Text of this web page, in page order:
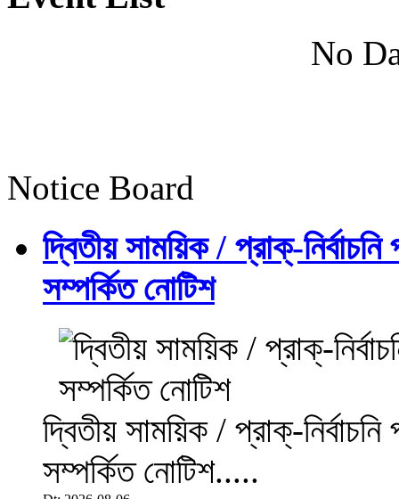
No
Notice Board
দ্বিতীয় সাময়িক / প্রাক্-
সম্পর্কিত নোটিশ
দ্বিতীয় সাময়িক / প্রাক্-
সম্পর্কিত নোটিশ.....